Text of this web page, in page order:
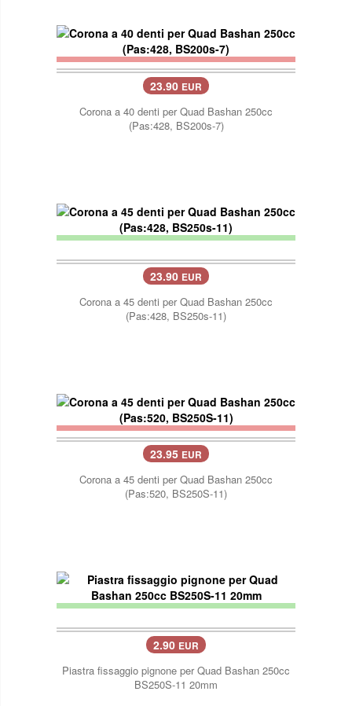
23.90 EUR
Corona a 40 denti per Quad Bashan 250cc
(Pas:428, BS200s-7)
23.90 EUR
Corona a 45 denti per Quad Bashan 250cc
(Pas:428, BS250s-11)
23.95 EUR
Corona a 45 denti per Quad Bashan 250cc
(Pas:520, BS250S-11)
2.90 EUR
Piastra fissaggio pignone per Quad Bashan 250cc
BS250S-11 20mm